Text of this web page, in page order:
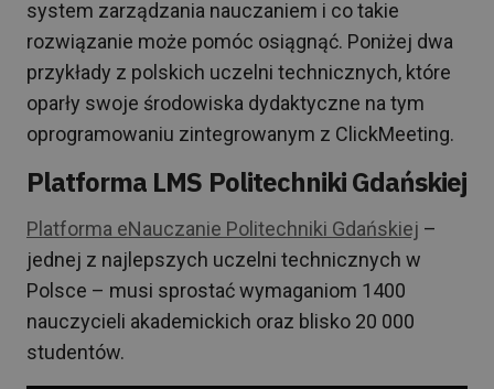
system zarządzania nauczaniem i co takie
rozwiązanie może pomóc osiągnąć. Poniżej dwa
przykłady z polskich uczelni technicznych, które
oparły swoje środowiska dydaktyczne na tym
oprogramowaniu zintegrowanym z ClickMeeting.
Platforma LMS Politechniki Gdańskiej
Platforma eNauczanie Politechniki Gdańskiej –
jednej z najlepszych uczelni technicznych w
Polsce – musi sprostać wymaganiom 1400
nauczycieli akademickich oraz blisko 20 000
studentów.